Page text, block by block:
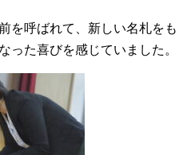
を呼ばれて、新しい名札をも
った喜びを感じていました。